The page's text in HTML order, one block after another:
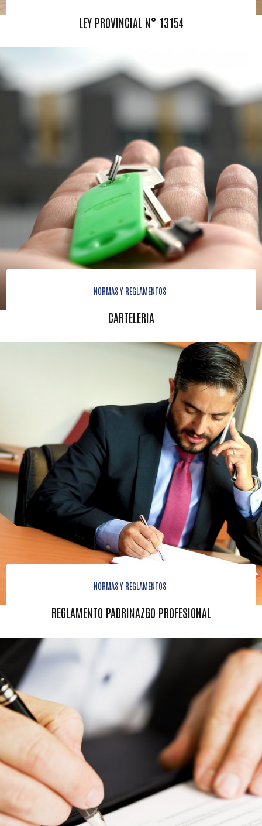
LEY PROVINCIAL N° 13154
NORMAS Y REGLAMENTOS
CARTELERIA
NORMAS Y REGLAMENTOS
REGLAMENTO PADRINAZGO PROFESIONAL